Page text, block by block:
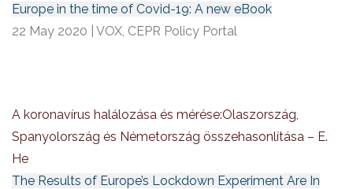
Europe in the time of Covid-19: A new eBook
22 May 2020 | VOX, CEPR Policy Portal
A koronavírus halálozása és mérése:Olaszország,
Spanyolország és Németország összehasonlítása – E.
He
The Results of Europe’s Lockdown Experiment Are In